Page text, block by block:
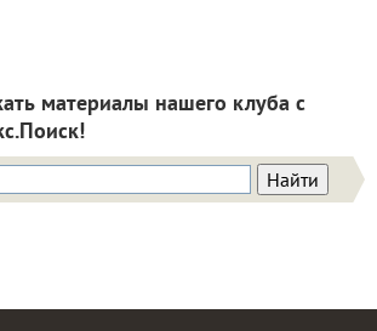
материалы нашего клуба с